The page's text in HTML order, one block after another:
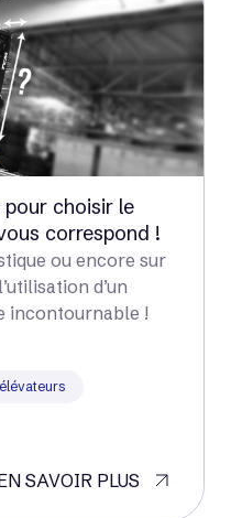
choisir le
correspond !
ou encore sur
d’un
incontournable !
SAVOIR PLUS